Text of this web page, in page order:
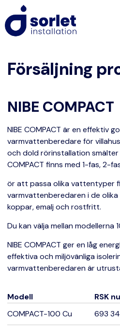
Försäljning
NIBE COMPACT
NIBE COMPACT är en effektiv
varmvattenberedare för
och dold rörinstallation smälter
COMPACT finns med 1-fas, 2-
ör att passa olika vattentyper
varmvattenberedaren i de
koppar, emalj och rostfritt.
Du kan välja mellan modellerna
NIBE COMPACT ger en låg
effektiva och miljövänliga
varmvattenberedaren är
Modell RSK
COMPACT-100 Cu
693